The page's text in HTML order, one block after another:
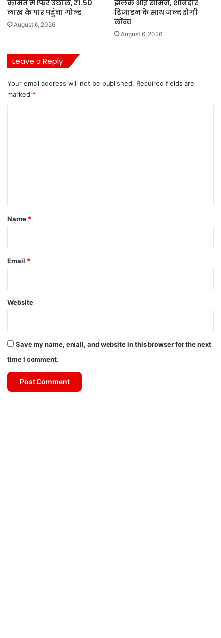
कीमत में फिर उछाल, ₹1.50
लाख के पार पहुंचा गोल्ड
August 6, 2026
झलक आई सामने, शानदार
डिजाइन के साथ जल्द होगी
लॉन्च
August 6, 2026
Leave a Reply
Your email address will not be published. Required fields are
marked *
*
Name *
Email *
Website
Save my name, email, and website in this browser for the next
time I comment.